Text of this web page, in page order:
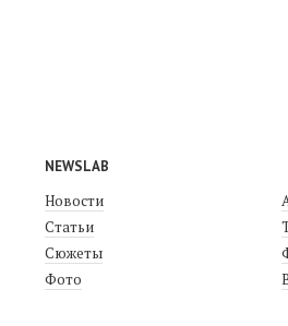
NEWSLAB
Новости
Статьи
Сюжеты
Фото